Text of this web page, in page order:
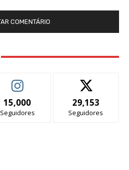
15,000
Seguidores
29,153
Seguidores